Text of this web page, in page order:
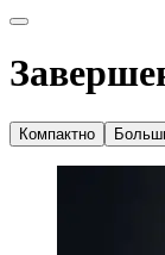
Компактно